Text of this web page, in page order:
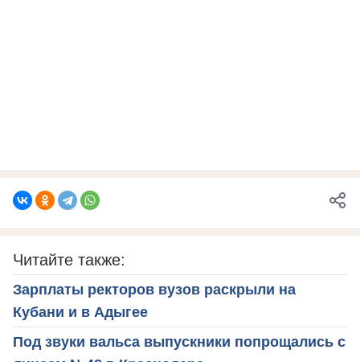
Читайте также:
Зарплаты ректоров вузов раскрыли на
Кубани и в Адыгее
Под звуки вальса выпускники попрощались с